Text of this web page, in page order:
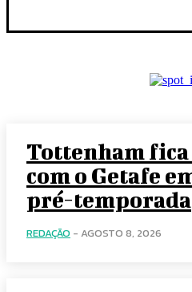
Tottenham fica
com o Getafe
pré-temporada
REDAÇÃO - AGOSTO 8, 2026